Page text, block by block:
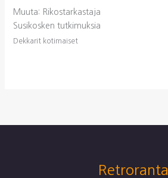
Muuta: Rikostarkastaja
Susikosken tutkimuksia
Dekkarit kotimaiset
Retroranta